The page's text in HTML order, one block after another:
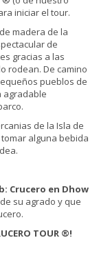
iniciar el tour.
madera de la
de
gracias a las
rodean. De camino
pueblos de
agradable
de la Isla de
alguna bebida
Crucero en Dhow
su agrado y que
TOUR ®!